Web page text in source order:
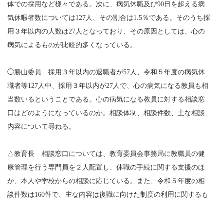
体での採用など様々である。次に、病気休職及び90日を超える病
気休暇者数については127人、その割合は1.5％である。そのうち採
用３年以内の人数は27人となっており、その原因としては、心の
病気によるものが比較的多くなっている。
◯勝山委員 採用３年以内の退職者が57人、令和５年度の病気休
職者等127人中、採用３年以内が27人で、心の病気になる教員も相
当数いるということである。心の病気になる教員に対する相談窓
口はどのようになっているのか。相談体制、相談件数、主な相談
内容について尋ねる。
△教育長 相談窓口については、教育委員会事務局に教職員の健
康管理を行う専門員を２人配置し、休職の手続に関する支援のほ
か、本人や学校からの相談に応じている。また、令和５年度の相
談件数は160件で、主な内容は復職に向けた制度の利用に関するも